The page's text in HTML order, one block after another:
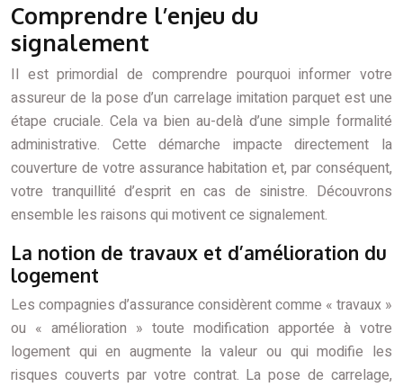
Comprendre l’enjeu du
signalement
Il est primordial de comprendre pourquoi informer votre
assureur de la pose d’un carrelage imitation parquet est une
étape cruciale. Cela va bien au-delà d’une simple formalité
administrative. Cette démarche impacte directement la
couverture de votre assurance habitation et, par conséquent,
votre tranquillité d’esprit en cas de sinistre. Découvrons
ensemble les raisons qui motivent ce signalement.
La notion de travaux et d’amélioration du
logement
Les compagnies d’assurance considèrent comme « travaux »
ou « amélioration » toute modification apportée à votre
logement qui en augmente la valeur ou qui modifie les
risques couverts par votre contrat. La pose de carrelage,